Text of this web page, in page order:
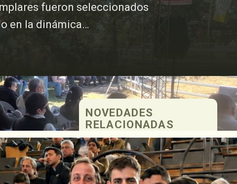
fueron seleccionados
en la dinámica…
Romang,
y
NOVEDADES
RELACIONADAS